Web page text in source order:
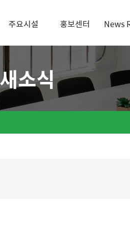
주요시설 홍보센터 News
새소식